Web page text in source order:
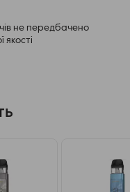
подвійний
не передбачено